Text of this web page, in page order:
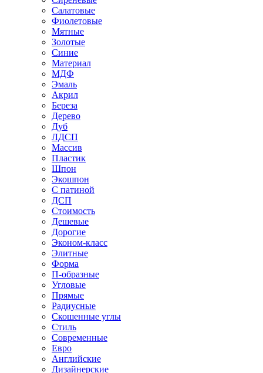
Салатовые
Фиолетовые
Мятные
Золотые
Синие
Материал
МДФ
Эмаль
Акрил
Береза
Дерево
Дуб
ЛДСП
Массив
Пластик
Шпон
Экошпон
С патиной
ДСП
Стоимость
Дешевые
Дорогие
Эконом-класс
Элитные
Форма
П-образные
Угловые
Прямые
Радиусные
Скошенные углы
Стиль
Современные
Евро
Английские
Дизайнерские